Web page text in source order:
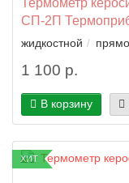
СП-2П
жидкостной
1 100 р.
В корзину
ХИТ